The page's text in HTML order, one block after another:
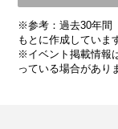
平均気温・降水
13.5℃
気候・服装
平均気温・降水
8.0℃
気候・服装
平均気温・降水
6.0℃
気候・服装
平均気温・降水
7.4℃
気候・服装
平均気温・降水
10.9℃
気候・服装
平均気温・降水
15.8℃
気候・服装
平均気温・降水
20.5℃
気候・服装
平均気温・降水
23.7℃
気候・服装
平均気温・降水
27.5℃
気候・服装
※参考：過去30年間
もとに作成していま
※イベント掲載情報
っている場合があり